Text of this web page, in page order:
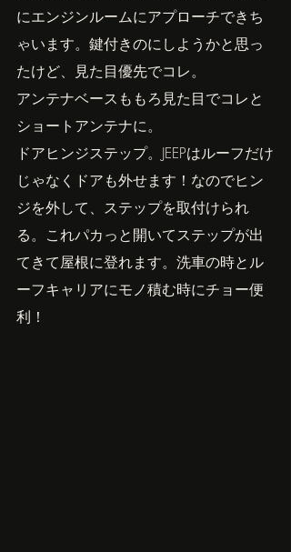
にエンジンルームにアプローチできち
ゃいます。鍵付きのにしようかと思っ
たけど、見た目優先でコレ。
アンテナベースももろ見た目でコレと
ショートアンテナに。
ドアヒンジステップ。JEEPはルーフだけ
じゃなくドアも外せます！なのでヒン
ジを外して、ステップを取付けられ
る。これパカっと開いてステップが出
てきて屋根に登れます。洗車の時とル
ーフキャリアにモノ積む時にチョー便
利！